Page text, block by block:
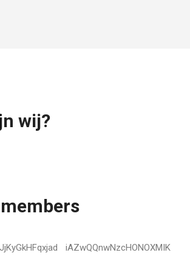
wij?
iAZwQQnwNzcHONOXMIK